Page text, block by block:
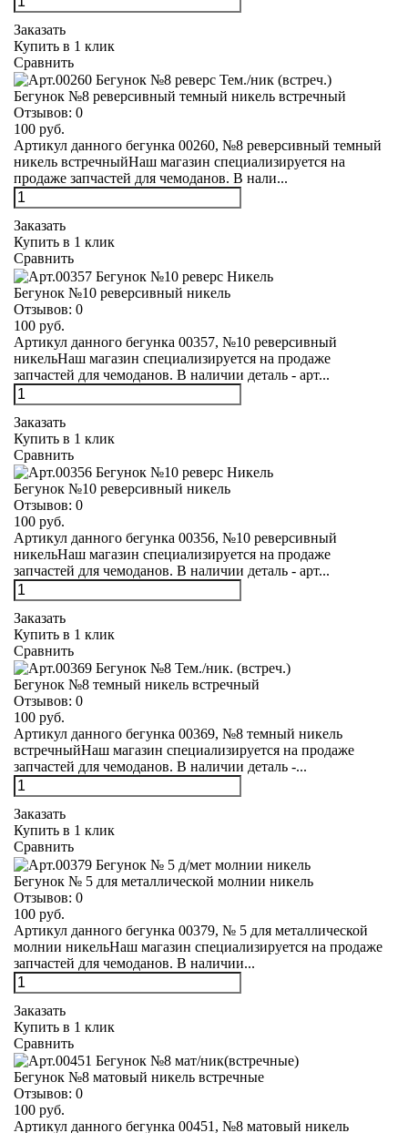
Заказать
Купить в 1 клик
Сравнить
Бегунок №8 реверсивный темный никель встречный
Отзывов: 0
100 руб.
Артикул данного бегунка 00260, №8 реверсивный темный
никель встречныйНаш магазин специализируется на
продаже запчастей для чемоданов. В нали...
Заказать
Купить в 1 клик
Сравнить
Бегунок №10 реверсивный никель
Отзывов: 0
100 руб.
Артикул данного бегунка 00357, №10 реверсивный
никельНаш магазин специализируется на продаже
запчастей для чемоданов. В наличии деталь - арт...
Заказать
Купить в 1 клик
Сравнить
Бегунок №10 реверсивный никель
Отзывов: 0
100 руб.
Артикул данного бегунка 00356, №10 реверсивный
никельНаш магазин специализируется на продаже
запчастей для чемоданов. В наличии деталь - арт...
Заказать
Купить в 1 клик
Сравнить
Бегунок №8 темный никель встречный
Отзывов: 0
100 руб.
Артикул данного бегунка 00369, №8 темный никель
встречныйНаш магазин специализируется на продаже
запчастей для чемоданов. В наличии деталь -...
Заказать
Купить в 1 клик
Сравнить
Бегунок № 5 для металлической молнии никель
Отзывов: 0
100 руб.
Артикул данного бегунка 00379, № 5 для металлической
молнии никельНаш магазин специализируется на продаже
запчастей для чемоданов. В наличии...
Заказать
Купить в 1 клик
Сравнить
Бегунок №8 матовый никель встречные
Отзывов: 0
100 руб.
Артикул данного бегунка 00451, №8 матовый никель